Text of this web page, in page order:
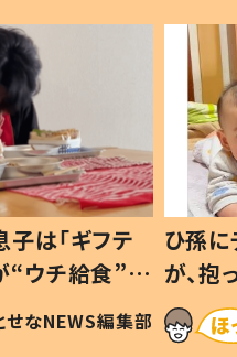
は「ギフテ
“ウチ給食”を
は #令和の親
せなNEWS編集部
ひ孫
が、
「涙が
い」